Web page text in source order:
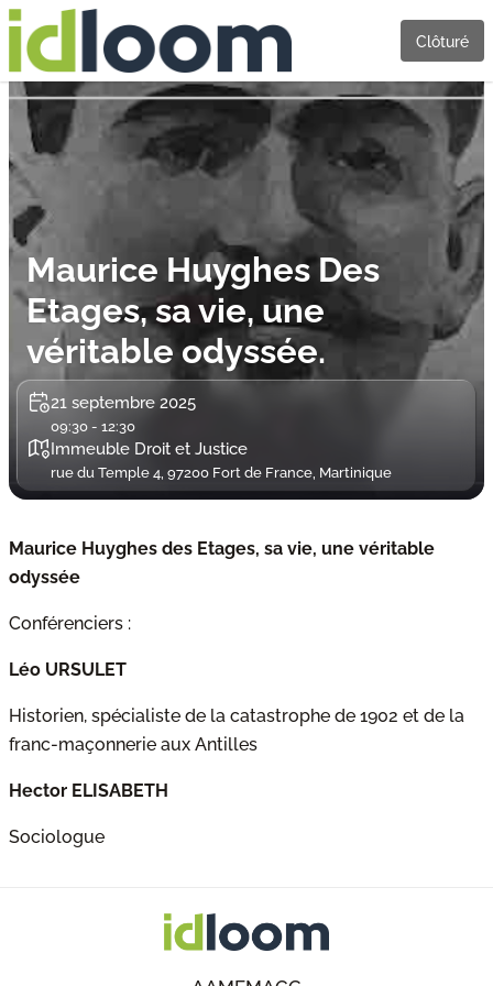
Clôturé
Maurice Huyghes Des
Etages, sa vie, une
véritable odyssée.
21 septembre 2025
09:30 - 12:30
Immeuble Droit et Justice
rue du Temple 4, 97200 Fort de France, Martinique
Maurice Huyghes des Etages, sa vie, une véritable
odyssée
Conférenciers :
Léo URSULET
Historien, spécialiste de la catastrophe de 1902 et de la
franc-maçonnerie aux Antilles
Hector ELISABETH
Sociologue